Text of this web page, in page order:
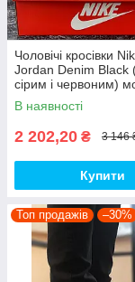
Чоловічі кросівки
Jordan Denim Black
сірим і червоним)
демісезонні кроси
топ
В наявності
2 202,20 ₴ 3 146
Купити
Топ продажів –30%